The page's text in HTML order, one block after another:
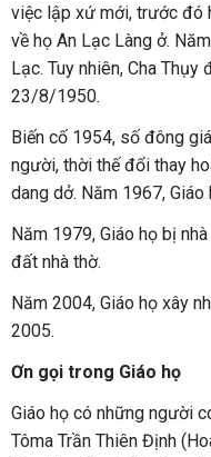
việc lập xứ mới, trước đó
về họ An Lạc Làng ở.
Lạc. Tuy nhiên, Cha
23/8/1950.
Biến cố 1954, số đông
người, thời thế đổi thay
dang dở. Năm 1967,
Năm 1979, Giáo họ bị
đất nhà thờ.
Năm 2004, Giáo họ xây
2005.
Ơn gọi trong Giáo họ
Giáo họ có những người
Tôma Trần Thiên Định